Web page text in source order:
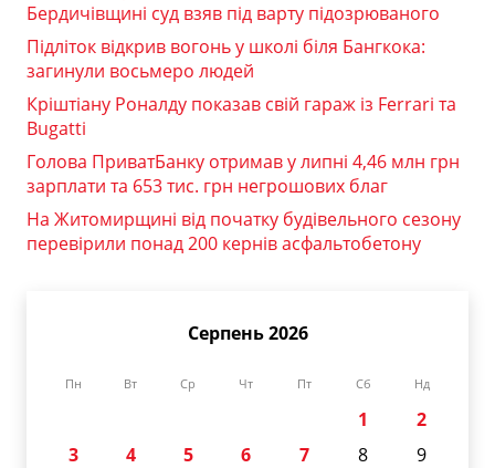
Бердичівщині суд взяв під варту підозрюваного
Підліток відкрив вогонь у школі біля Бангкока:
загинули восьмеро людей
Кріштіану Роналду показав свій гараж із Ferrari та
Bugatti
Голова ПриватБанку отримав у липні 4,46 млн грн
зарплати та 653 тис. грн негрошових благ
На Житомирщині від початку будівельного сезону
перевірили понад 200 кернів асфальтобетону
Серпень 2026
Пн Вт Ср Чт Пт Сб Нд
1
2
3
4 5 6 7 8
9